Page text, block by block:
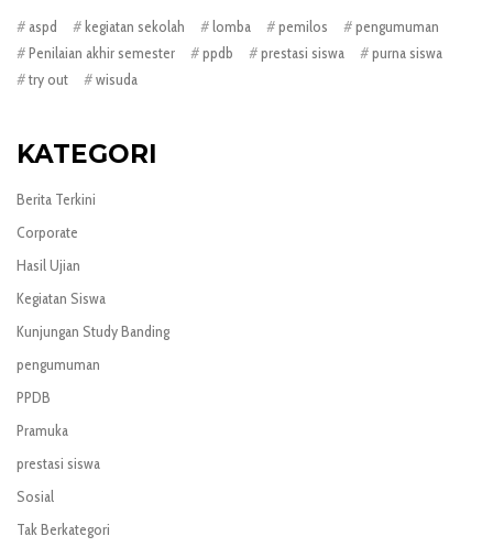
aspd kegiatan sekolah lomba pemilos
pengumuman
Penilaian akhir semester
ppdb prestasi siswa
purna siswa
try out
wisuda
KATEGORI
Berita Terkini
Corporate
Hasil Ujian
Kegiatan Siswa
Kunjungan Study Banding
pengumuman
PPDB
Pramuka
prestasi siswa
Sosial
Tak Berkategori